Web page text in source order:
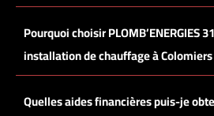
Pourquoi choisir PLOMB’ENERGIES
installation de chauffage à
Quelles aides financières puis-je